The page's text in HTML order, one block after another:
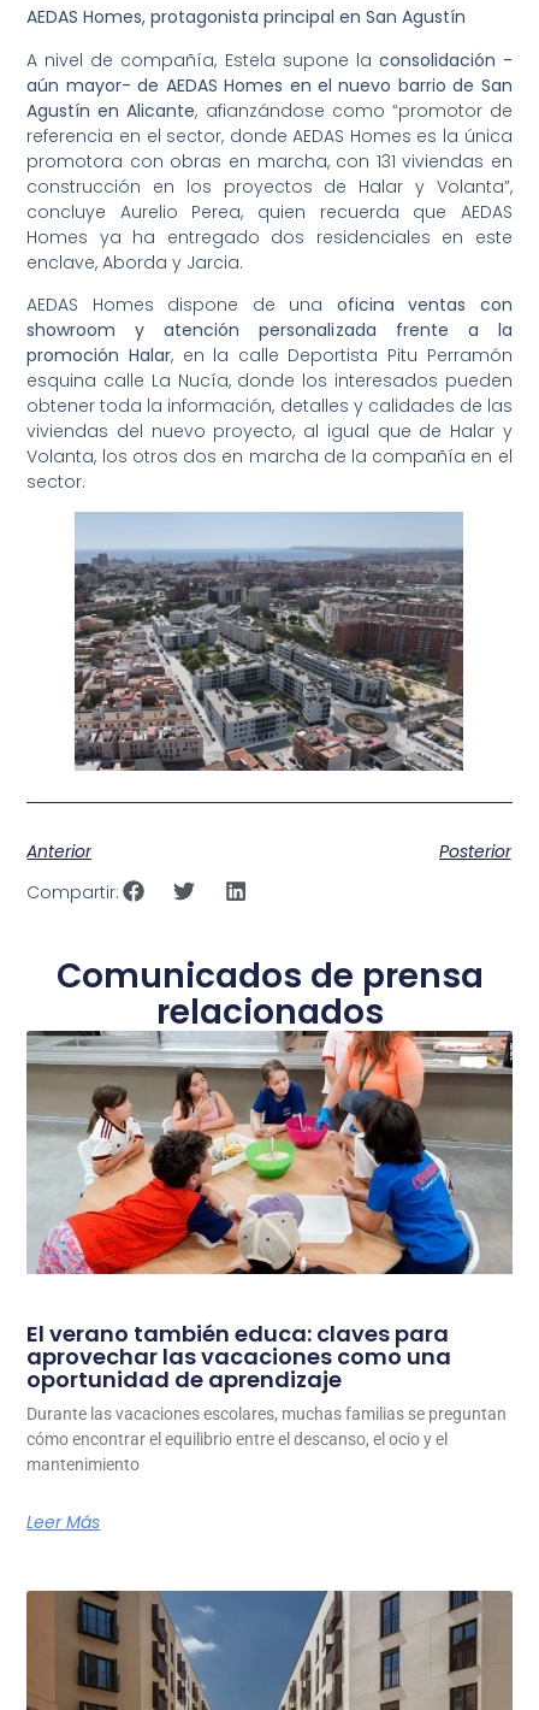
AEDAS Homes, protagonista principal en San Agustín
A nivel de compañía, Estela supone la consolidación -
aún mayor- de AEDAS Homes en el nuevo barrio de San
Agustín en Alicante, afianzándose como “promotor de
referencia en el sector, donde AEDAS Homes es la única
promotora con obras en marcha, con 131 viviendas en
construcción en los proyectos de Halar y Volanta”,
concluye Aurelio Perea, quien recuerda que AEDAS
Homes ya ha entregado dos residenciales en este
enclave, Aborda y Jarcia.
AEDAS Homes dispone de una oficina ventas con
showroom y atención personalizada frente a la
promoción Halar, en la calle Deportista Pitu Perramón
esquina calle La Nucía, donde los interesados pueden
obtener toda la información, detalles y calidades de las
viviendas del nuevo proyecto, al igual que de Halar y
Volanta, los otros dos en marcha de la compañía en el
sector.
Anterior
Posterior
Compartir:
Comunicados de prensa
relacionados
El verano también educa: claves para
aprovechar las vacaciones como una
oportunidad de aprendizaje
Durante las vacaciones escolares, muchas familias se preguntan
cómo encontrar el equilibrio entre el descanso, el ocio y el
mantenimiento
Leer Más